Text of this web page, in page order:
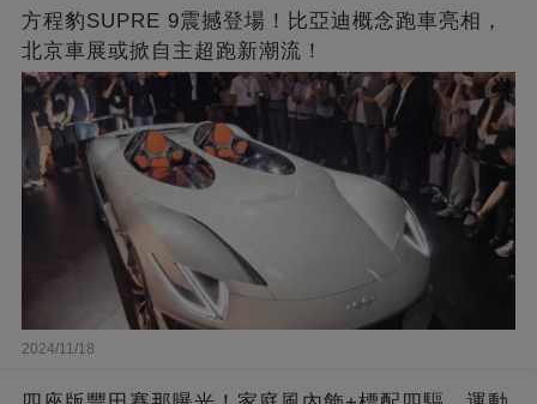
方程豹SUPRE 9震撼登場！比亞迪概念跑車亮相，
北京車展或掀自主超跑新潮流！
2024/11/18